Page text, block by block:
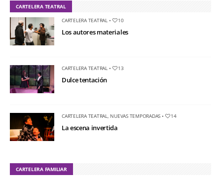
CARTELERA TEATRAL
CARTELERA TEATRAL• 10
Los autores materiales
CARTELERA TEATRAL• 13
Dulce tentación
CARTELERA TEATRAL, NUEVAS TEMPORADAS • 14
La escena invertida
CARTELERA FAMILIAR